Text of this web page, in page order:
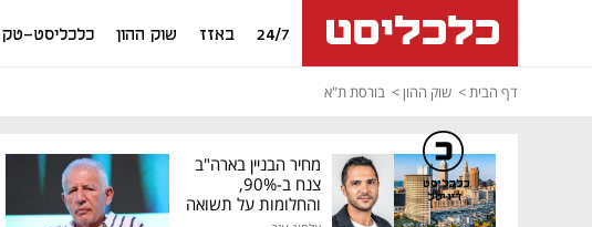
24/7 באזז שוק ההון כלכליסט-טק
דף הבית שוק ההון בורסת ת"א
מחיר הבניין בארה"ב
צנח ב-90%,
והחלומות על תשואה
כלכליסט
דיגיטל